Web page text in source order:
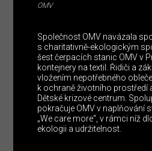
OMV
Společnost OMV navázala
s charitativně-ekologickým
šest čerpacích stanic OMV v
kontejnery na textil. Řidiči a
vložením nepotřebného
k ochraně životního prostředí
Dětské krizové centrum.
pokračuje OMV v naplňování
„We care more“, v rámci níž
ekologii a udržitelnost.